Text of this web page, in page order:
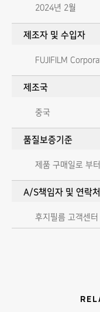
2024년 2월
제조자 및 수입자
FUJIFILM
제조국
중국
품질보증기준
제품 구매일로 부
A/S책임자 및 연락처
후지필름 고객센